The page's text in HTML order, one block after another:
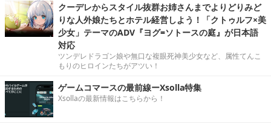
クーデレからスタイル抜群お姉さんまでよりどりみど
りな人外娘たちとホテル経営しよう！「クトゥルフ×美
少女」テーマのADV『ヨグ=ソトースの庭』が日本語
対応
ツンデレドラゴン娘や無口な複眼死神美少女など、属性てんこ
もりのヒロインたちがアツい！
ゲームコマースの最前線ーXsolla特集
Xsollaの最新情報はこちらから！